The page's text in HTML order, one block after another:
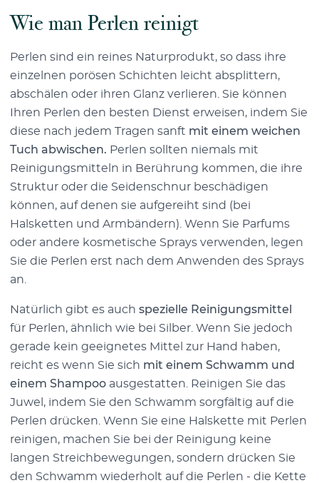
Wie man Perlen reinigt
Perlen sind ein reines Naturprodukt, so dass ihre
einzelnen porösen Schichten leicht absplittern,
abschälen oder ihren Glanz verlieren. Sie können
Ihren Perlen den besten Dienst erweisen, indem Sie
diese nach jedem Tragen sanft mit einem weichen
Tuch abwischen. Perlen sollten niemals mit
Reinigungsmitteln in Berührung kommen, die ihre
Struktur oder die Seidenschnur beschädigen
können, auf denen sie aufgereiht sind (bei
Halsketten und Armbändern). Wenn Sie Parfums
oder andere kosmetische Sprays verwenden, legen
Sie die Perlen erst nach dem Anwenden des Sprays
an.
Natürlich gibt es auch spezielle Reinigungsmittel
für Perlen, ähnlich wie bei Silber. Wenn Sie jedoch
gerade kein geeignetes Mittel zur Hand haben,
reicht es wenn Sie sich mit einem Schwamm und
einem Shampoo ausgestatten. Reinigen Sie das
Juwel, indem Sie den Schwamm sorgfältig auf die
Perlen drücken. Wenn Sie eine Halskette mit Perlen
reinigen, machen Sie bei der Reinigung keine
langen Streichbewegungen, sondern drücken Sie
den Schwamm wiederholt auf die Perlen - die Kette